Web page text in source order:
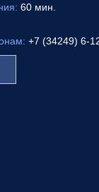
60 мин.
+7 (34249) 6-